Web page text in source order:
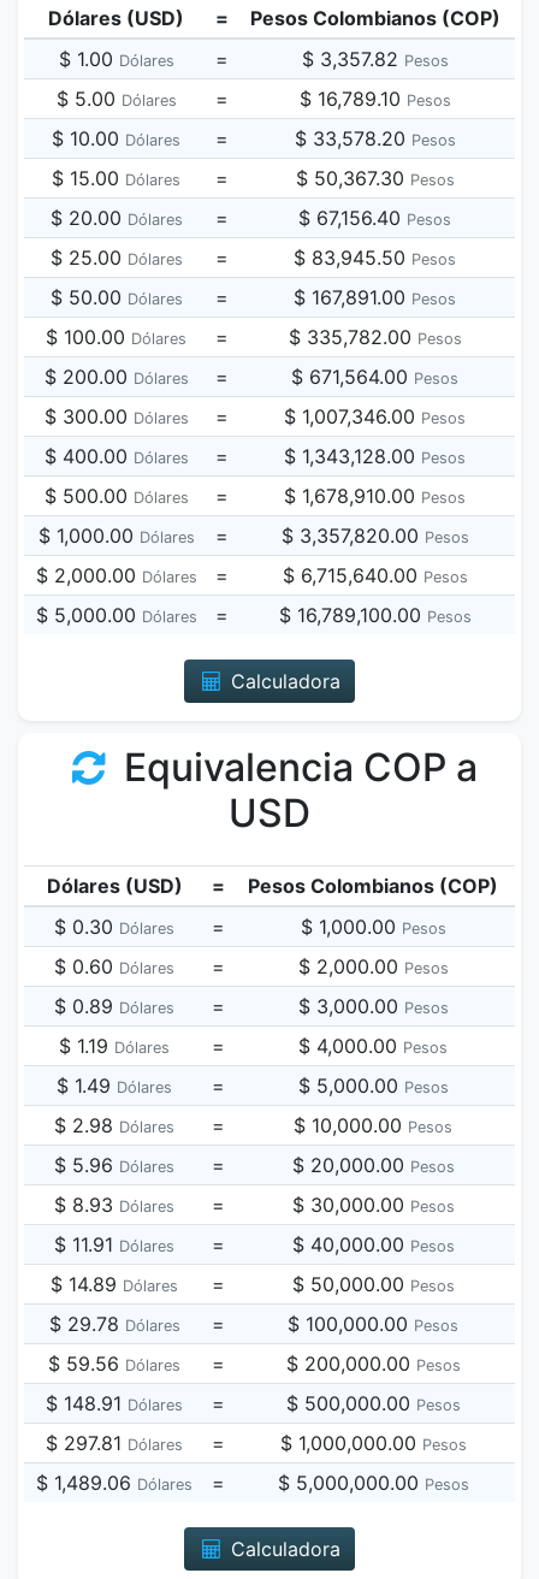
Dólares (USD) =
Pesos Colombianos (COP)
$ 1.00 Dólares = $ 3,357.82 Pesos
$ 5.00 Dólares = $ 16,789.10 Pesos
$ 10.00 Dólares = $ 33,578.20 Pesos
$ 15.00 Dólares = $ 50,367.30 Pesos
$ 20.00 Dólares = $ 67,156.40 Pesos
$ 25.00 Dólares = $ 83,945.50 Pesos
$ 50.00 Dólares = $ 167,891.00 Pesos
$ 100.00 Dólares = $ 335,782.00 Pesos
$ 200.00 Dólares = $ 671,564.00 Pesos
$ 300.00 Dólares = $ 1,007,346.00 Pesos
$ 400.00 Dólares = $ 1,343,128.00 Pesos
$ 500.00 Dólares = $ 1,678,910.00 Pesos
$ 1,000.00 Dólares = $ 3,357,820.00 Pesos
$ 2,000.00 Dólares = $ 6,715,640.00 Pesos
$ 5,000.00 Dólares = $ 16,789,100.00 Pesos
Calculadora
Equivalencia COP a
USD
Dólares (USD) =
Pesos Colombianos (COP)
$ 0.30 Dólares = $ 1,000.00 Pesos
$ 0.60 Dólares = $ 2,000.00 Pesos
$ 0.89 Dólares = $ 3,000.00 Pesos
$ 1.19 Dólares = $ 4,000.00 Pesos
$ 1.49 Dólares = $ 5,000.00 Pesos
$ 2.98 Dólares = $ 10,000.00 Pesos
$ 5.96 Dólares = $ 20,000.00 Pesos
$ 8.93 Dólares = $ 30,000.00 Pesos
$ 11.91 Dólares = $ 40,000.00 Pesos
$ 14.89 Dólares = $ 50,000.00 Pesos
$ 29.78 Dólares = $ 100,000.00 Pesos
$ 59.56 Dólares = $ 200,000.00 Pesos
$ 148.91 Dólares = $ 500,000.00 Pesos
$ 297.81 Dólares = $ 1,000,000.00 Pesos
$ 1,489.06 Dólares = $ 5,000,000.00 Pesos
Calculadora